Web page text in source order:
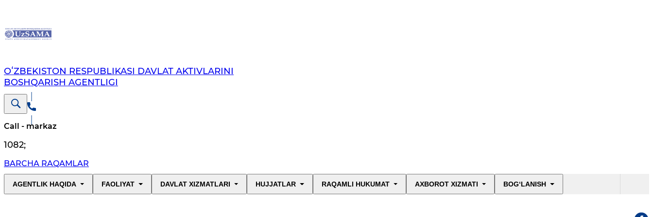
OʻZBEKISTON RESPUBLIKASI DAVLAT AKTIVLARINI
BOSHQARISH AGENTLIGI
Call - markaz
1082;
BARCHA RAQAMLAR
AGENTLIK HAQIDA FAOLIYAT DAVLAT XIZMATLARI HUJJATLAR RAQAMLI HUKUMAT AXBOROT XIZMATI BOG‘LANISH